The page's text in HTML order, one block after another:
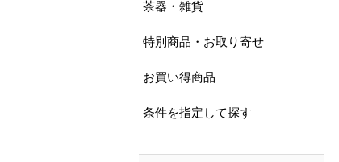
茶器・雑貨
特別商品・お取り寄せ
お買い得商品
条件を指定して探す